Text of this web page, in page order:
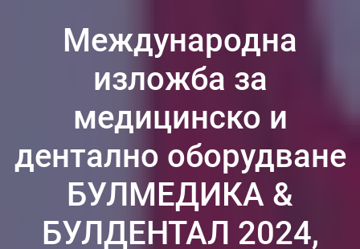
Международна
изложба за
медицинско и
дентално оборудване
БУЛМЕДИКА &
БУЛДЕНТАЛ 2024,